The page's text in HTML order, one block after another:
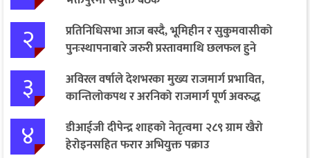
२
प्रतिनिधिसभा आज बस्दै, भूमिहीन र सुकुमवासीको
पुनःस्थापनाबारे जरुरी प्रस्तावमाथि छलफल हुने
३
अविरल वर्षाले देशभरका मुख्य राजमार्ग प्रभावित,
कान्तिलोकपथ र अरनिको राजमार्ग पूर्ण अवरुद्ध
४
डीआईजी दीपेन्द्र शाहको नेतृत्वमा २८९ ग्राम खैरो
हेरोइनसहित फरार अभियुक्त पक्राउ